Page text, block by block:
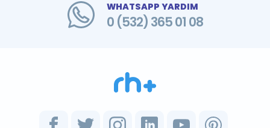
WHATSAPP YARDIM
0 (532) 365 01 08